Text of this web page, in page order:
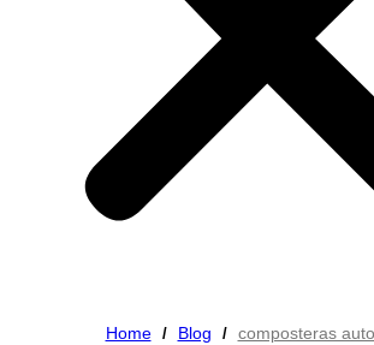
Home / Blog / composteras